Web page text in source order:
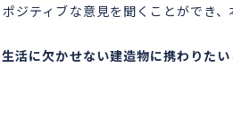
ジティブな意見を聞くことができ
活に欠かせない建造物に携わりたい